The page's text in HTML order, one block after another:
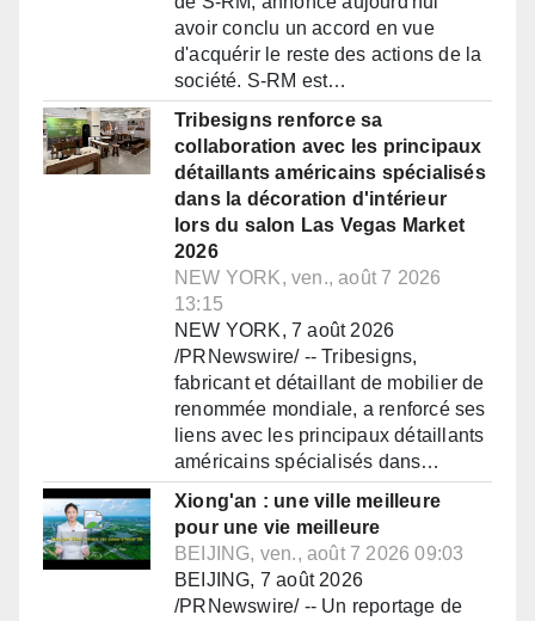
avoir conclu un accord en vue
d'acquérir le reste des actions de la
société. S-RM est…
Tribesigns renforce sa
collaboration avec les principaux
détaillants américains spécialisés
dans la décoration d'intérieur
lors du salon Las Vegas Market
2026
NEW YORK, ven., août 7 2026
13:15
NEW YORK, 7 août 2026
/PRNewswire/ -- Tribesigns,
fabricant et détaillant de mobilier de
renommée mondiale, a renforcé ses
liens avec les principaux détaillants
américains spécialisés dans…
Xiong'an : une ville meilleure
pour une vie meilleure
BEIJING, ven., août 7 2026 09:03
BEIJING, 7 août 2026
/PRNewswire/ -- Un reportage de